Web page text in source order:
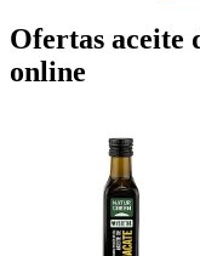
Ofertas aceite
online